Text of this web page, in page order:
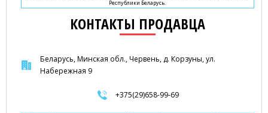
Республики Беларусь.
КОНТАКТЫ ПРОДАВЦА
Беларусь, Минская обл., Червень, д. Корзуны, ул.
Набережная 9
+375(29)658-99-69